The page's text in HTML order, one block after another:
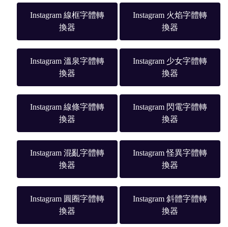
Instagram 線框字體轉
換器
Instagram 火焰字體轉
換器
Instagram 溫泉字體轉
換器
Instagram 少女字體轉
換器
Instagram 線條字體轉
換器
Instagram 閃電字體轉
換器
Instagram 混亂字體轉
換器
Instagram 怪異字體轉
換器
Instagram 圓圈字體轉
換器
Instagram 斜體字體轉
換器